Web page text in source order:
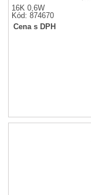
16K 0,6W
Kód: 874670
Cena s DPH